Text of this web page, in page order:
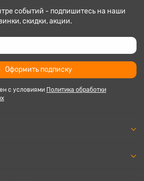
событий - подпишитесь на наши
скидки, акции.
Оформить подписку
с условиями Политика обработки